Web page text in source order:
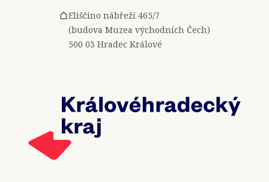
Eliščino nábřeží 465/7
(budova Muzea východních Čech)
500 03 Hradec Králové